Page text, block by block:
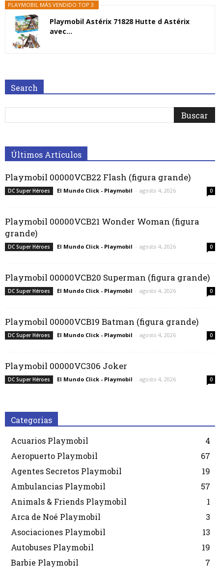
PLAYMOBIL MÁS VENDIDO TOP 3
Playmobil Astérix 71828 Hutte d Astérix
avec...
Search
Últimos Artículos
Playmobil 00000VCB22 Flash (figura grande)
DC Super Héroes El Mundo Click - Playmobil - agosto 4, 2026 0
Playmobil 00000VCB21 Wonder Woman (figura
grande)
DC Super Héroes El Mundo Click - Playmobil - agosto 4, 2026 0
Playmobil 00000VCB20 Superman (figura grande)
DC Super Héroes El Mundo Click - Playmobil - agosto 4, 2026 0
Playmobil 00000VCB19 Batman (figura grande)
DC Super Héroes El Mundo Click - Playmobil - agosto 4, 2026 0
Playmobil 00000VC306 Joker
DC Super Héroes El Mundo Click - Playmobil - agosto 4, 2026 0
Categorias
Acuarios Playmobil
4
Aeropuerto Playmobil
67
Agentes Secretos Playmobil
19
Ambulancias Playmobil
57
Animals & Friends Playmobil
1
Arca de Noé Playmobil
3
Asociaciones Playmobil
13
Autobuses Playmobil
19
Barbie Playmobil
7